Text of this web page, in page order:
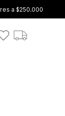
a $250.000